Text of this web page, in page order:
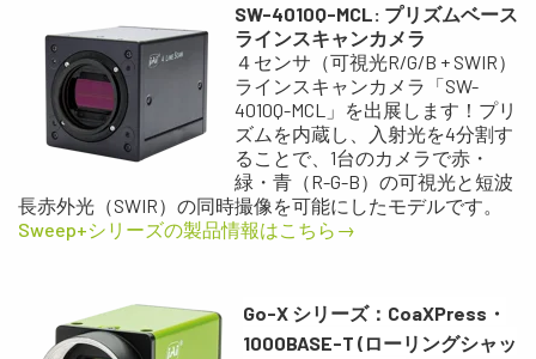
SW-4010Q-MCL: プリズムベース
ラインスキャンカメラ
４センサ（可視光R/G/B + SWIR）
ラインスキャンカメラ「SW-
4010Q-MCL」を出展します！プリ
ズムを内蔵し、入射光を4分割す
ることで、1台のカメラで赤・
緑・青（R-G-B）の可視光と短波
長赤外光（SWIR）の同時撮像を可能にしたモデルです。
Sweep+シリーズの製品情報はこちら→
Go-X シリーズ：CoaXPress・
1000BASE-T (ローリングシャッ